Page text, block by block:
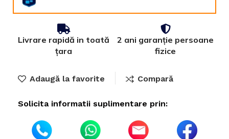
Livrare rapidă in toată
țara
2 ani garanție persoane
fizice
Adaugă la favorite Compară
Solicita informatii suplimentare prin: